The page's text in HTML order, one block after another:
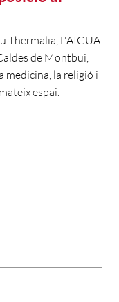
Thermalia, L'AIGUA
de Montbui,
medicina, la religió i
espai.